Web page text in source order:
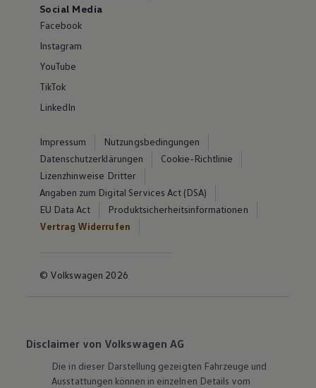
Social Media
Facebook
Instagram
YouTube
TikTok
LinkedIn
Impressum
Nutzungsbedingungen
Datenschutzerklärungen
Cookie-Richtlinie
Lizenzhinweise Dritter
Angaben zum Digital Services Act (DSA)
EU Data Act
Produktsicherheitsinformationen
Vertrag Widerrufen
© Volkswagen 2026
Disclaimer von Volkswagen AG
Die in dieser Darstellung gezeigten Fahrzeuge und
Ausstattungen können in einzelnen Details vom